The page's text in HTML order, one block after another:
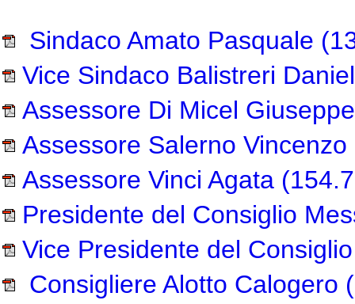
Sindaco Amato Pasquale
Vice Sindaco Balistreri
Assessore Di Micel
Assessore Salerno Vincenzo
Assessore Vinci Agata
Presidente del Consiglio
Vice Presidente del
Consigliere Alotto Calogero